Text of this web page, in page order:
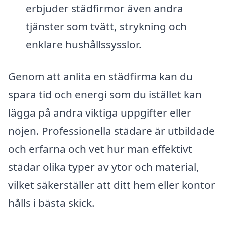
erbjuder städfirmor även andra
tjänster som tvätt, strykning och
enklare hushållssysslor.
Genom att anlita en städfirma kan du
spara tid och energi som du istället kan
lägga på andra viktiga uppgifter eller
nöjen. Professionella städare är utbildade
och erfarna och vet hur man effektivt
städar olika typer av ytor och material,
vilket säkerställer att ditt hem eller kontor
hålls i bästa skick.